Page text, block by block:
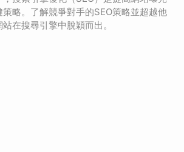
略。了解競爭對手的SEO策略並超越他
在搜尋引擎中脫穎而出。